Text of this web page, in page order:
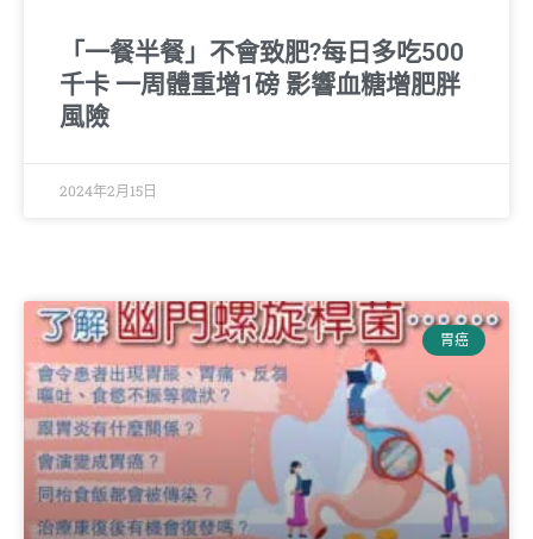
「一餐半餐」不會致肥?每日多吃500
千卡 一周體重增1磅 影響血糖增肥胖
風險
2024年2月15日
胃癌